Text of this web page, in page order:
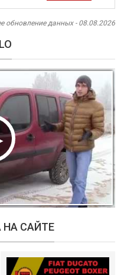
обновление данных - 08.08.2026
САЙТЕ